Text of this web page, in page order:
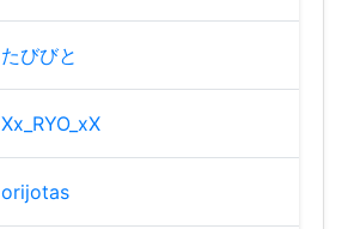
たびびと
Xx_RYO_xX
orijotas